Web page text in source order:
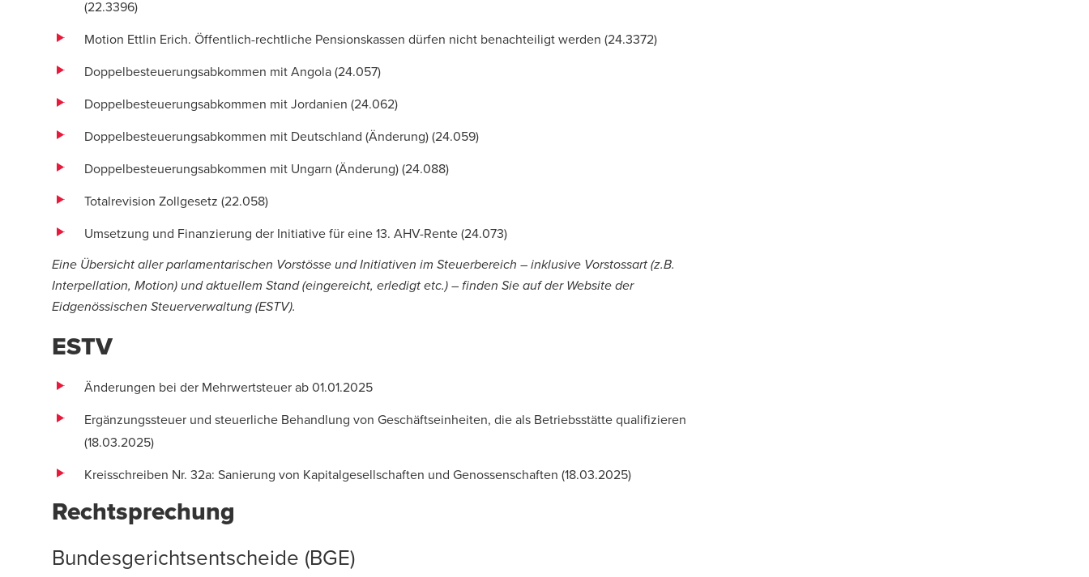
(22.3396)
Motion Ettlin Erich. Öffentlich-rechtliche Pensionskassen dürfen nicht benachteiligt werden (24.3372)
Doppelbesteuerungsabkommen mit Angola (24.057)
Doppelbesteuerungsabkommen mit Jordanien (24.062)
Doppelbesteuerungsabkommen mit Deutschland (Änderung) (24.059)
Doppelbesteuerungsabkommen mit Ungarn (Änderung) (24.088)
Totalrevision Zollgesetz (22.058)
Umsetzung und Finanzierung der Initiative für eine 13. AHV-Rente (24.073)
Eine Übersicht aller parlamentarischen Vorstösse und Initiativen im Steuerbereich – inklusive Vorstossart (z.B.
Interpellation, Motion) und aktuellem Stand (eingereicht, erledigt etc.) – finden Sie auf der Website der
Eidgenössischen Steuerverwaltung (ESTV).
ESTV
Änderungen bei der Mehrwertsteuer ab 01.01.2025
Ergänzungssteuer und steuerliche Behandlung von Geschäftseinheiten, die als Betriebsstätte qualifizieren
(18.03.2025)
Kreisschreiben Nr. 32a: Sanierung von Kapitalgesellschaften und Genossenschaften (18.03.2025)
Rechtsprechung
Bundesgerichtsentscheide (BGE)